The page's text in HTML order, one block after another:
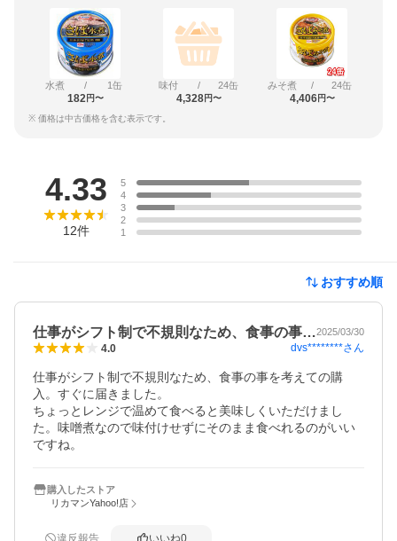
水煮 / 1缶
182 円〜
味付 / 24缶
4,328円〜
みそ煮 / 24缶
4,406円〜
※ 価格は中古価格を含む表示です。
4.33
12件
5
4
3
2
1
おすすめ順
仕事がシフト制で不規則なため、食事の事…2025/03/30
4.0 dvs********さん
仕事がシフト制で不規則なため、食事の事を考えての購
入。すぐに届きました。
ちょっとレンジで温めて食べると美味しくいただけまし
た。味噌煮なので味付けせずにそのまま食べれるのがいい
ですね。
購入したストア
リカマンYahoo!店
違反報告 いいね0